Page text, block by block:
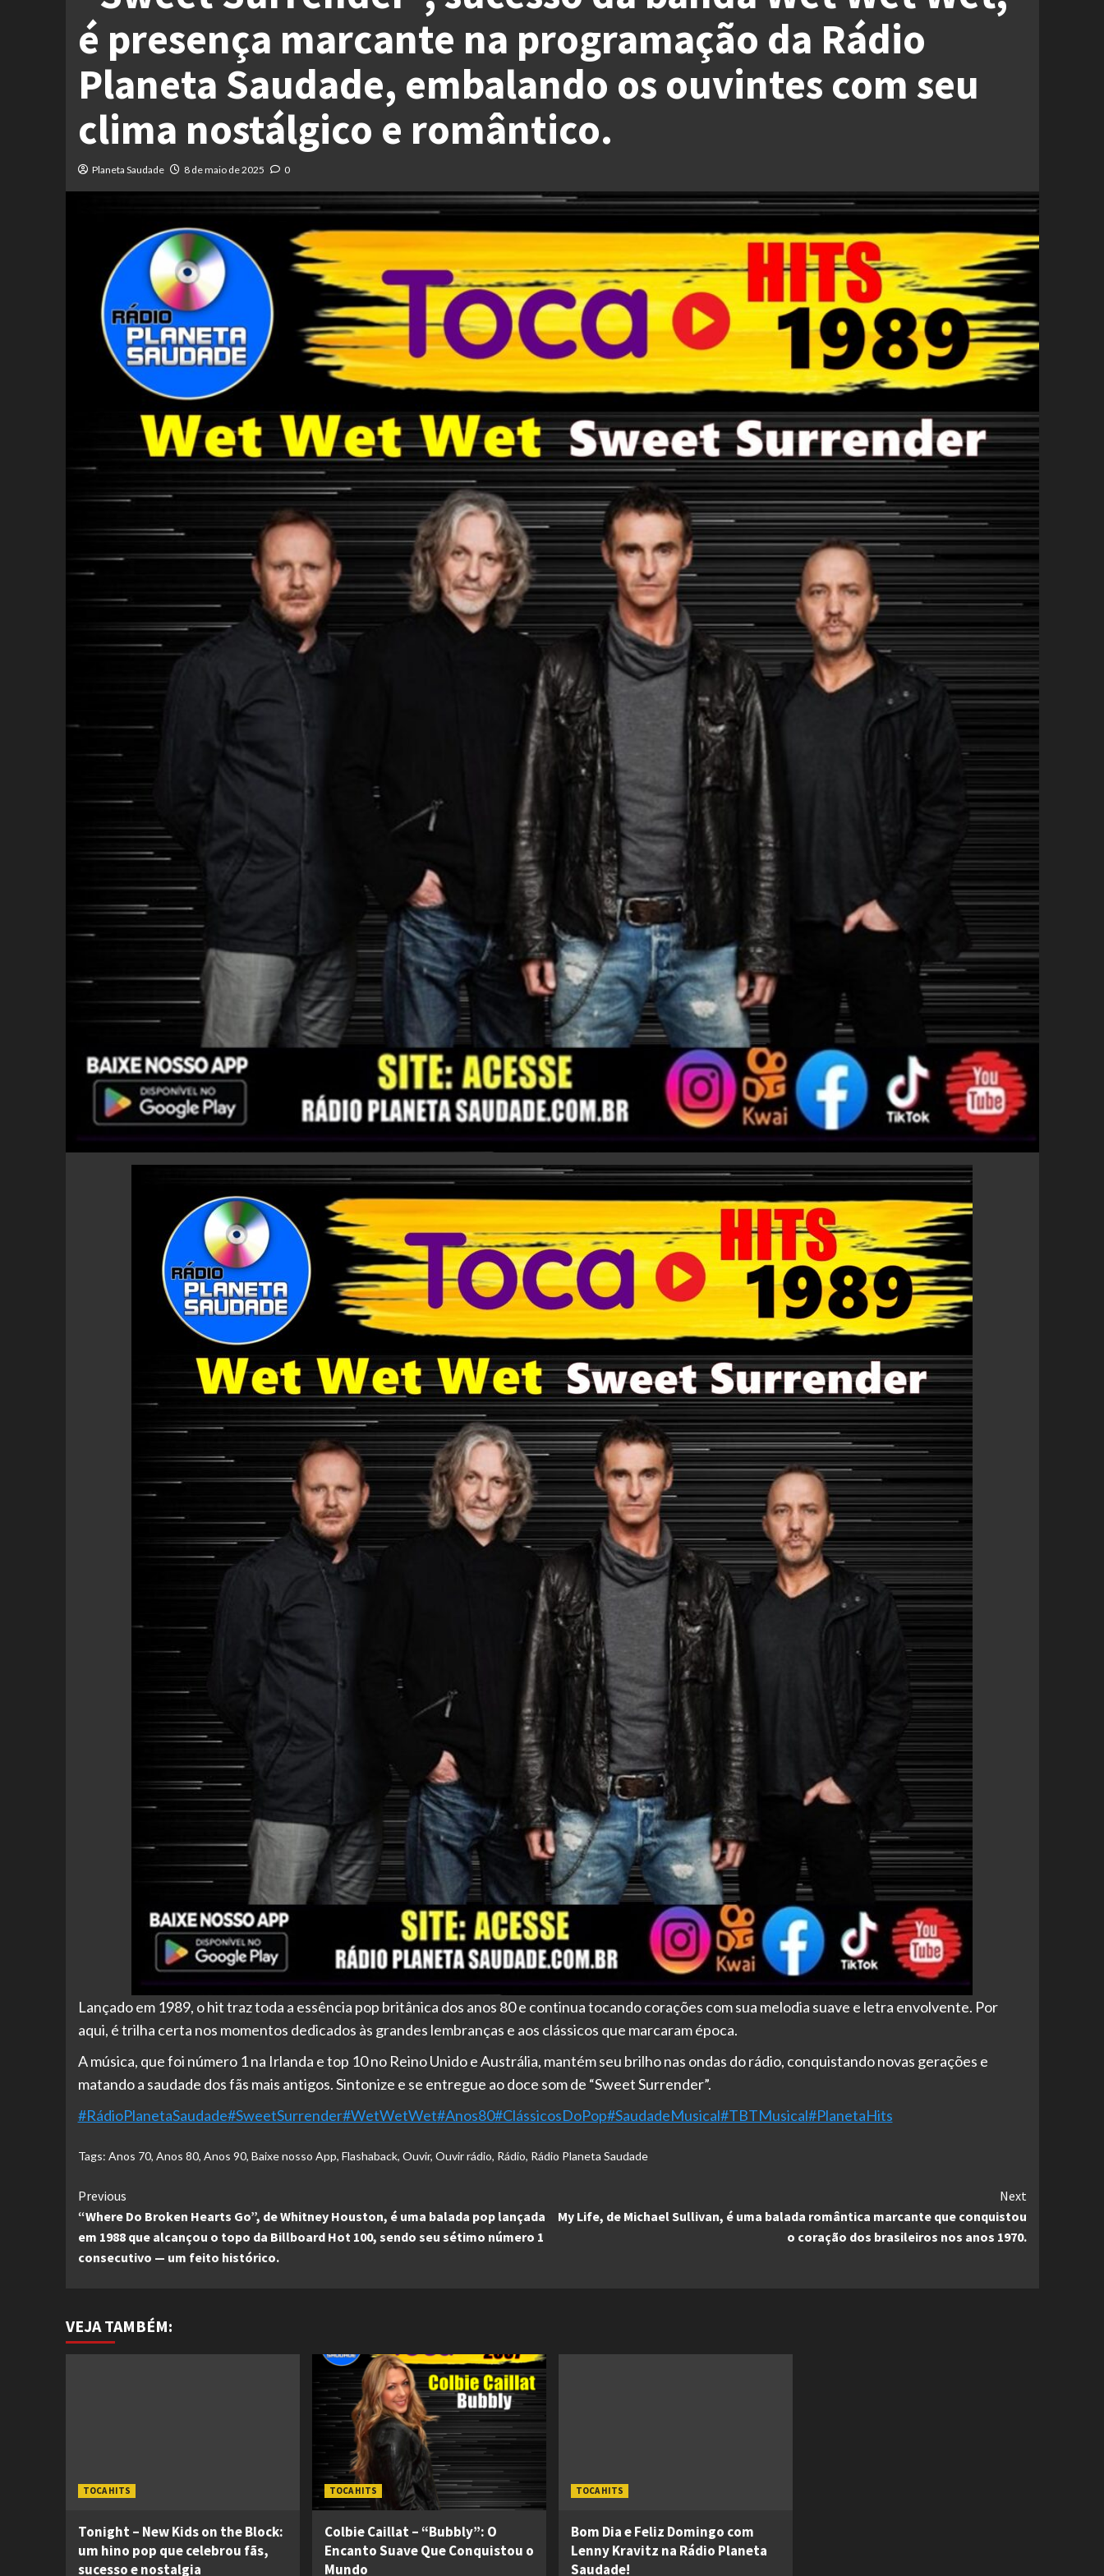
é presença marcante na programação da Rádio
Planeta Saudade, embalando os ouvintes com seu
clima nostálgico e romântico.
Planeta Saudade 8 de maio de 2025 0
Lançado em 1989, o hit traz toda a essência pop britânica dos anos 80 e continua tocando corações com sua melodia suave e letra envolvente. Por
aqui, é trilha certa nos momentos dedicados às grandes lembranças e aos clássicos que marcaram época.
A música, que foi número 1 na Irlanda e top 10 no Reino Unido e Austrália, mantém seu brilho nas ondas do rádio, conquistando novas gerações e
matando a saudade dos fãs mais antigos. Sintonize e se entregue ao doce som de “Sweet Surrender”.
#RádioPlanetaSaudade#SweetSurrender#WetWetWet#Anos80#ClássicosDoPop#SaudadeMusical#TBTMusical#PlanetaHits
Tags: Anos 70, Anos 80, Anos 90, Baixe nosso App, Flashaback, Ouvir, Ouvir rádio, Rádio, Rádio Planeta Saudade
Continue
Reading
Previous
“Where Do Broken Hearts Go”, de Whitney Houston, é uma balada pop lançada
em 1988 que alcançou o topo da Billboard Hot 100, sendo seu sétimo número 1
consecutivo — um feito histórico.
Next
My Life, de Michael Sullivan, é uma balada romântica marcante que conquistou
o coração dos brasileiros nos anos 1970.
VEJA TAMBÉM:
TOCA HITS
Tonight – New Kids on the Block:
um hino pop que celebrou fãs,
sucesso e nostalgia
TOCA HITS
Colbie Caillat – “Bubbly”: O
Encanto Suave Que Conquistou o
Mundo
TOCA HITS
Bom Dia e Feliz Domingo com
Lenny Kravitz na Rádio Planeta
Saudade!